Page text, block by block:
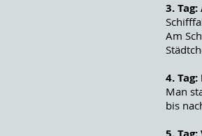
3.
Am
4.
Man
bis